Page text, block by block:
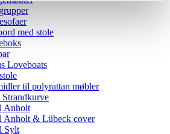
med stole
Loveboats
til polyrattan møbler
Strandkurve
Anholt
Anholt & Lübeck cover
Sylt